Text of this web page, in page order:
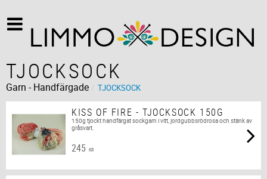
TJOCKSOCK
Garn - Handfärgade TJOCKSOCK
KISS OF FIRE - TJOCKSOCK 150G
150g tjockt handfärgat sockgarn i vitt, jordgubbsrödrosa och stänk av
gråsvart.
245 KR